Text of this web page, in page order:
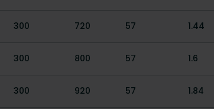
300 720 57 1.44
300 800 57 1.6
300 920 57 1.84